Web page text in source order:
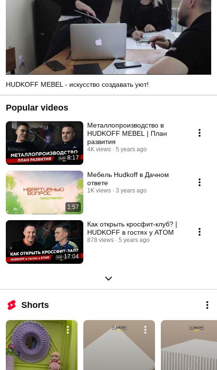
HUDKOFF MEBEL - искусство создавать уют!
Popular videos
8:17
Металлопроизводство в
HUDKOFF MEBEL | План
развития
4K views 5 years ago
1:57
Мебель Hudkoff в Дачном
ответе
1K views 3 years ago
17:04
Как открыть кросфит-клуб? |
HUDKOFF в гостях у ATOM
878 views 5 years ago
Shorts